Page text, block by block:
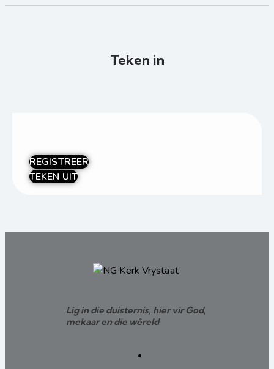
Teken in
REGISTREER
TEKEN UIT
Lig in die duisternis, hier vir God,
mekaar en die wêreld